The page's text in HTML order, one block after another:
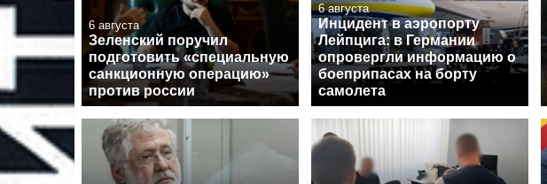
6 августа
Зеленский поручил
подготовить «специальную
санкционную операцию»
против россии
6 августа
Инцидент в аэропорту
Лейпцига: в Германии
опровергли информацию о
боеприпасах на борту
самолета